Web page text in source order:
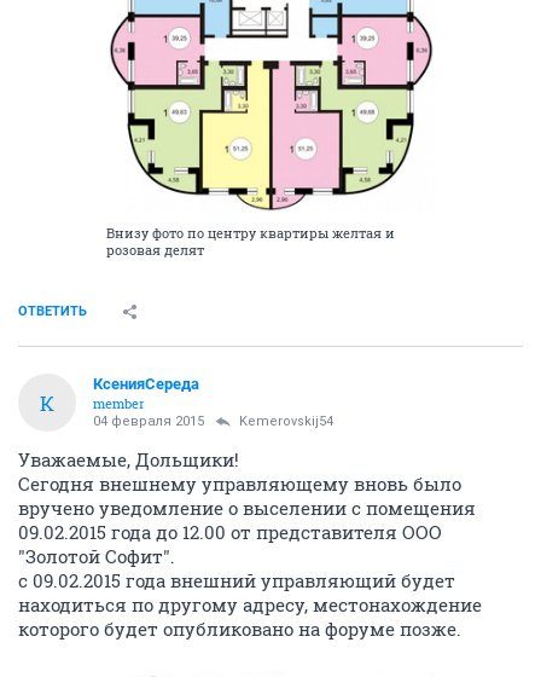
26_01_15
junior
04 февраля 2015 КсенияСереда
Сообщение так понимаю - пользователю Владимиру
04 февраля 2015
Здравствуйте!
Я дольщик, и когда мы приобретали квартиру я
ознакомилась с проектом, он предполагал еще
пристройку в 2 этажа с той стороны, где сейчас стоит
башенный кран. Я так понимаю именно
коммерческие площади в ЭТОЙ пристройке и требует
ПИЛАР, но так как их нет ( а собираются ли вообще
строить?) мы получили весь банкротный процесс.
Что сейчас с проектом? Где можно с ним
ознакомиться? По фото со стройки видно, что
пристройки быть не может или она одноэтажная
будет? на уровне 1-го этажа какие-то непонятные
отверстия разной ширины и высоты...